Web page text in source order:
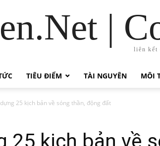
|
liên kết
TIÊU ĐIỂM TÀI NGUYÊN MÔI
25 kịch bản về sóng thần, động đất
25 kịch bản về